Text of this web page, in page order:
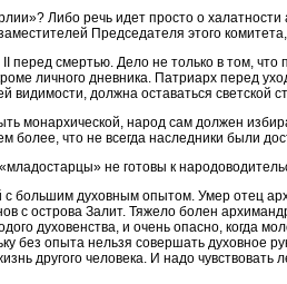
Либо речь идет просто о
Председателя этого
смертью. Дело не только в том, что
личного дневника. Патриарх перед
видимости, должна оставаться светской
монархической, народ сам должен
более, что не всегда наследники были
не готовы к
с большим духовным опытом. Умер отец
с острова Залит. Тяжело болен
духовенства, и очень опасно, когда
без опыта нельзя совершать духовное
другого человека. И надо